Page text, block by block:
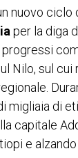
nuovo ciclo
per la diga
Nilo, sul cui
migliaia di
capitale
e